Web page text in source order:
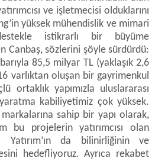
ve işletmecisi olduklarını
yüksek mühendislik ve mimari
istikrarlı bir büyüme
Canbaş, sözlerini şöyle sürdürdü:
85,5 milyar TL (yaklaşık 2,6
varlıktan oluşan bir gayrimenkul
ortaklık yapımızla uluslararası
kabiliyetimiz çok yüksek.
sahip bir yapı olarak,
bu projelerin yatırımcısı olan
Yatırım’ın da bilinirliğinin ve
hedefliyoruz. Ayrıca rekabet